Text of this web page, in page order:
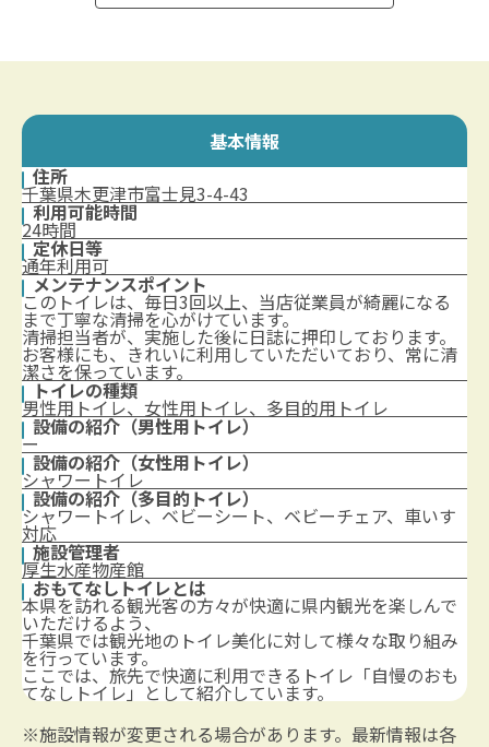
基本情報
住所
千葉県木更津市富士見3-4-43
利用可能時間
24時間
定休日等
通年利用可
メンテナンスポイント
このトイレは、毎日3回以上、当店従業員が綺麗になる
まで丁寧な清掃を心がけています。
清掃担当者が、実施した後に日誌に押印しております。
お客様にも、きれいに利用していただいており、常に清
潔さを保っています。
トイレの種類
男性用トイレ、女性用トイレ、多目的用トイレ
設備の紹介（男性用トイレ）
ー
設備の紹介（女性用トイレ）
シャワートイレ
設備の紹介（多目的トイレ）
シャワートイレ、ベビーシート、ベビーチェア、車いす
対応
施設管理者
厚生水産物産館
おもてなしトイレとは
本県を訪れる観光客の方々が快適に県内観光を楽しんで
いただけるよう、
千葉県では観光地のトイレ美化に対して様々な取り組み
を行っています。
ここでは、旅先で快適に利用できるトイレ「自慢のおも
てなしトイレ」として紹介しています。
※施設情報が変更される場合があります。最新情報は各